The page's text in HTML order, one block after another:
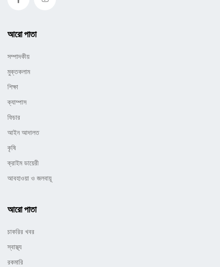
আরো পাতা
সম্পাদকীয়
মুক্তকলাম
শিক্ষা
ক্যাম্পাস
ফিচার
আইন আদালত
কৃষি
ক্রাইম ডায়েরী
আবহাওয়া ও জলবায়ূ
আরো পাতা
চাকরির খবর
স্বাস্থ্য
রকমারি